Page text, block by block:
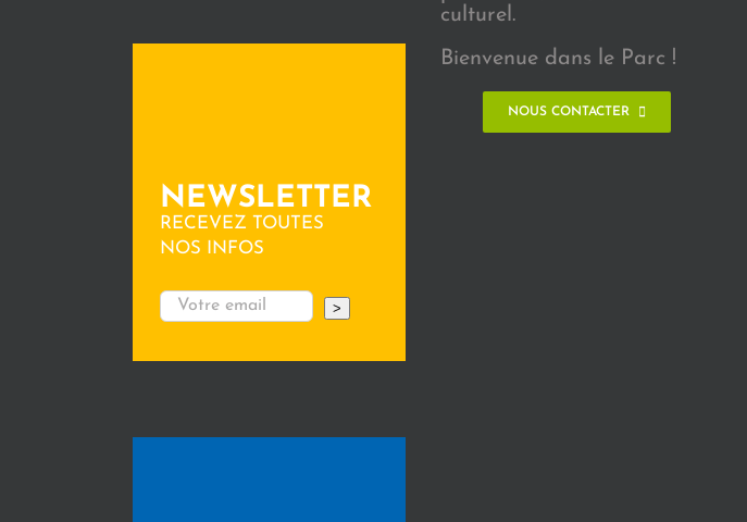
NEWSLETTER
RECEVEZ TOUTES
NOS INFOS
>
culturel.
Bienvenue dans le Parc !
NOUS CONTACTER